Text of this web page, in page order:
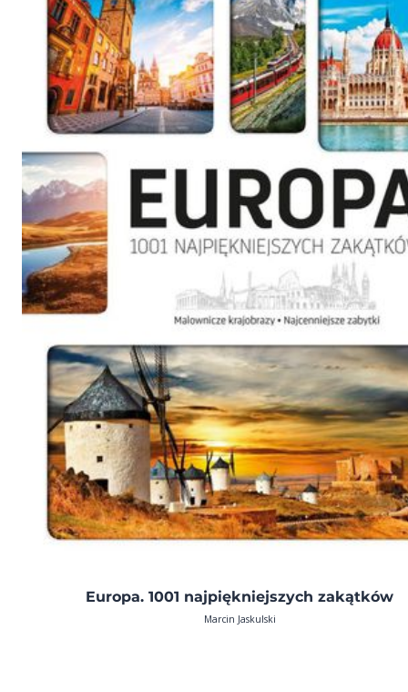
Europa. 1001 najpiękniejszych zakątków
Marcin Jaskulski